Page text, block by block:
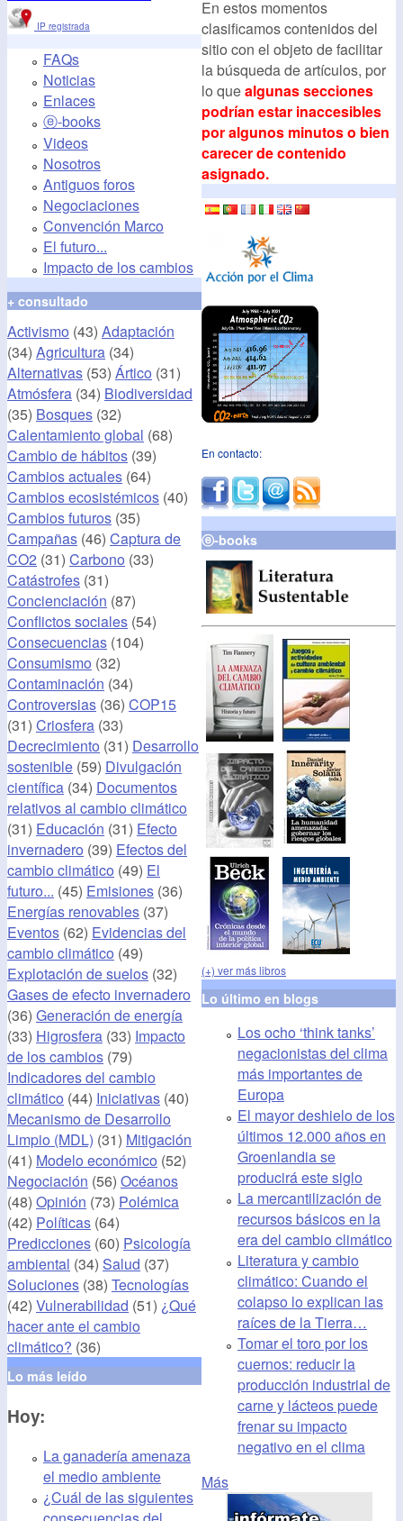
IP registrada
FAQs
Noticias
Enlaces
ⓔ-books
Videos
Nosotros
Antiguos foros
Negociaciones
Convención Marco
El futuro...
Impacto de los cambios
+ consultado
Activismo (43) Adaptación
(34) Agricultura (34)
Alternativas (53) Ártico (31)
Atmósfera (34) Biodiversidad
(35) Bosques (32)
Calentamiento global (68)
Cambio de hábitos (39)
Cambios actuales (64)
Cambios ecosistémicos (40)
Cambios futuros (35)
Campañas (46) Captura de
CO2 (31) Carbono (33)
Catástrofes (31)
Concienciación (87)
Conflictos sociales (54)
Consecuencias (104)
Consumismo (32)
Contaminación (34)
Controversias (36) COP15
(31) Criosfera (33)
Decrecimiento (31) Desarrollo
sostenible (59) Divulgación
científica (34) Documentos
relativos al cambio climático
(31) Educación (31) Efecto
invernadero (39) Efectos del
cambio climático (49) El
futuro... (45) Emisiones (36)
Energías renovables (37)
Eventos (62) Evidencias del
cambio climático (49)
Explotación de suelos (32)
Gases de efecto invernadero
(36) Generación de energía
(33) Higrosfera (33) Impacto
de los cambios (79)
Indicadores del cambio
climático (44) Iniciativas (40)
Mecanismo de Desarrollo
Limpio (MDL) (31) Mitigación
(41) Modelo económico (52)
Negociación (56) Océanos
(48) Opinión (73) Polémica
(42) Políticas (64)
Predicciones (60) Psicología
ambiental (34) Salud (37)
Soluciones (38) Tecnologías
(42) Vulnerabilidad (51) ¿Qué
hacer ante el cambio
climático? (36)
Lo más leído
Hoy:
La ganadería amenaza
el medio ambiente
¿Cuál de las siguientes
En estos momentos
clasificamos contenidos del
sitio con el objeto de facilitar
la búsqueda de artículos, por
lo quealgunas secciones
podrían estar inaccesibles
por algunos minutos o bien
carecer de contenido
asignado.
En contacto:
ⓔ-books
(+) ver más libros
Lo último en blogs
Los ocho ‘think tanks’
negacionistas del clima
más importantes de
Europa
El mayor deshielo de los
últimos 12.000 años en
Groenlandia se
producirá este siglo
La mercantilización de
recursos básicos en la
era del cambio climático
Literatura y cambio
climático: Cuando el
colapso lo explican las
raíces de la Tierra…
Tomar el toro por los
cuernos: reducir la
producción industrial de
carne y lácteos puede
frenar su impacto
negativo en el clima
Más